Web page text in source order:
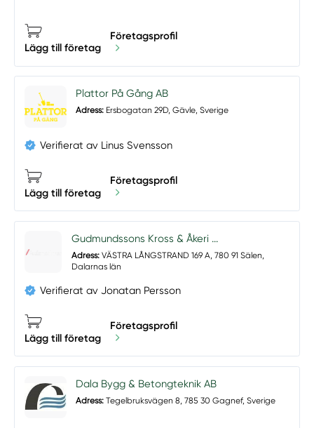
Lägg till företag
Företagsprofil
Plattor På Gång AB
Adress: Ersbogatan 29D, Gävle, Sverige
Verifierat av Linus Svensson
Lägg till företag
Företagsprofil
Gudmundssons Kross & Åkeri ...
Adress:VÄSTRA LÅNGSTRAND 169 A, 780 91 Sälen,
Dalarnas län
Verifierat av Jonatan Persson
Lägg till företag
Företagsprofil
Dala Bygg & Betongteknik AB
Adress: Tegelbruksvägen 8, 785 30 Gagnef, Sverige